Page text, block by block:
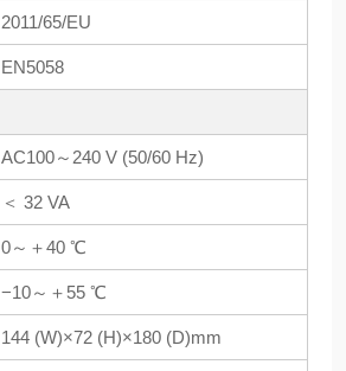
2011/65/EU
EN5058
AC100～240 V (50/60 Hz)
＜ 32 VA
0～＋40 ℃
−10～＋55 ℃
144 (W)×72 (H)×180 (D)mm